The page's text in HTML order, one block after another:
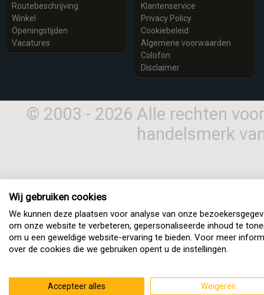
Routebeschrijving
Winkel
Openingstijden
Vacatures
Klantenservice
Privacy Policy
Cookiebeleid
Algemene voorwaarden
Colofon
Disclaimer
© 2003 - 2026 Alle rechten
handelsmerk
Wij gebruiken cookies
We kunnen deze plaatsen voor analyse van onze
om onze website te verbeteren, gepersonaliseerde inhoud te
om u een geweldige website-ervaring te bieden. Voor meer
over de cookies die we gebruiken opent u de instellingen.
Accepteer alles Weigeren